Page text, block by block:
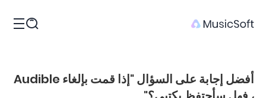
أفضل إجابة على السؤال "إذا قمت بإلغاء Audible